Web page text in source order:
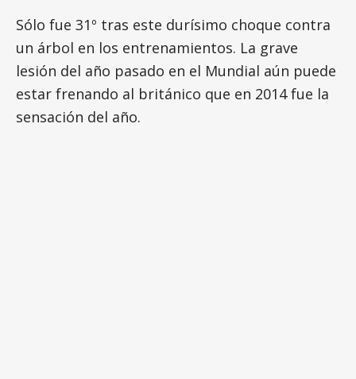
Sólo fue 31º tras este durísimo choque contra
un árbol en los entrenamientos. La grave
lesión del año pasado en el Mundial aún puede
estar frenando al británico que en 2014 fue la
sensación del año.